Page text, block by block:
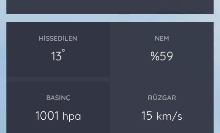
HISSEDILEN
13°
NEM
%59
BASINÇ
1001 hpa
RÜZGAR
15 km/s